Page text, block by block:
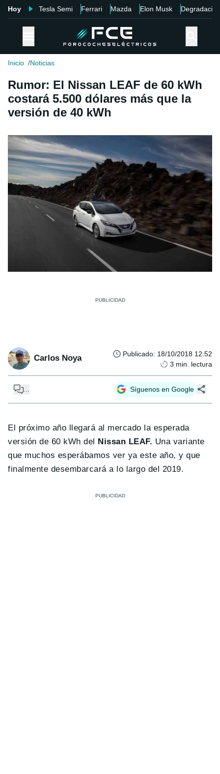
Hoy Tesla Semi Ferrari Mazda Elon Musk Degradación
Inicio Noticias
Rumor: El Nissan LEAF de 60 kWh
costará 5.500 dólares más que la
versión de 40 kWh
Carlos Noya Publicado: 18/10/2018 12:52
3 min. lectura
Síguenos en Google
El próximo año llegará al mercado la esperada
versión de 60 kWh del Nissan LEAF. Una variante
que muchos esperábamos ver ya este año, y que
finalmente desembarcará a lo largo del 2019.